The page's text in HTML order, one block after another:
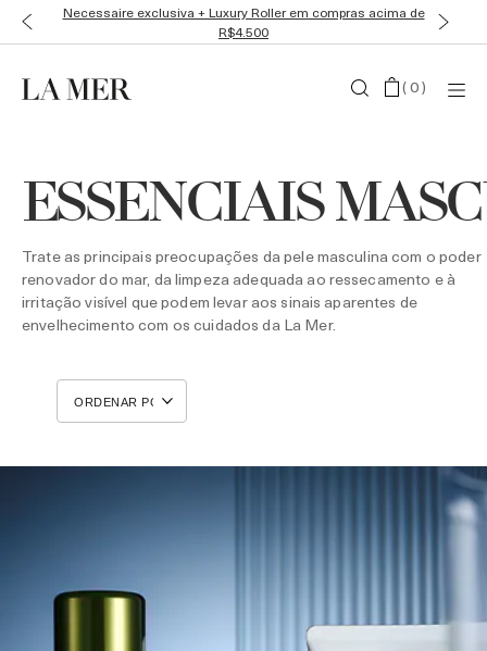
Necessaire exclusiva + Luxury Roller em compras acima de
R$4.500
(0)
ESSENCIAIS
Trate as principais preocupações da pele masculina com o poder
renovador do mar, da limpeza adequada ao ressecamento e à
irritação visível que podem levar aos sinais aparentes de
envelhecimento com os cuidados da La Mer.